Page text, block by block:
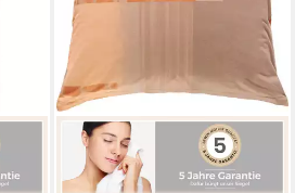
ERWIN MÜLLER
Kissenbezüge Kissenbezug
Mehrere Größen